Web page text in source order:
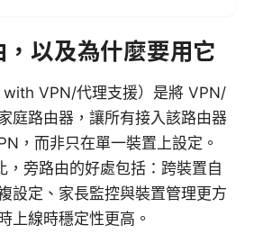
以及為什麼要用它
VPN/代理支援）是將 VPN/
庭路由器，讓所有接入該路由器
，而非只在單一裝置上設定。
，旁路由的好處包括：跨裝置自
設定、家長監控與裝置管理更方
上線時穩定性更高。